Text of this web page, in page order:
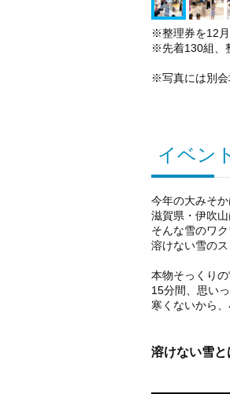
※整理券を12月
※先着130組、
※写真には別会
イベン
今年の大みそ
滋賀県・伊吹
そんな雪のワ
溶けない雪の
本物そっくりの
15分間、思い
寒くないから
溶けない雪と